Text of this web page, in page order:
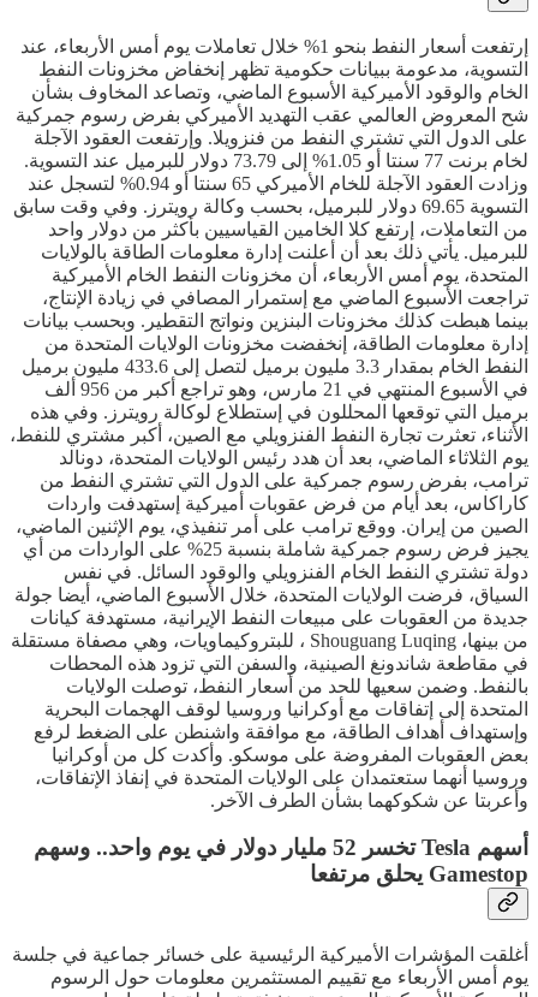
إرتفعت أسعار النفط بنحو 1% خلال تعاملات يوم أمس الأربعاء، عند
التسوية، مدعومة ببيانات حكومية تظهر إنخفاض مخزونات النفط
الخام والوقود الأميركية الأسبوع الماضي، وتصاعد المخاوف بشأن
شح المعروض العالمي عقب التهديد الأميركي بفرض رسوم جمركية
على الدول التي تشتري النفط من فنزويلا. وإرتفعت العقود الآجلة
لخام برنت 77 سنتا أو 1.05% إلى 73.79 دولار للبرميل عند التسوية.
وزادت العقود الآجلة للخام الأميركي 65 سنتا أو 0.94% لتسجل عند
التسوية 69.65 دولار للبرميل، بحسب وكالة رويترز. وفي وقت سابق
من التعاملات، إرتفع كلا الخامين القياسيين بأكثر من دولار واحد
للبرميل. يأتي ذلك بعد أن أعلنت إدارة معلومات الطاقة بالولايات
المتحدة، يوم أمس الأربعاء، أن مخزونات النفط الخام الأميركية
تراجعت الأسبوع الماضي مع إستمرار المصافي في زيادة الإنتاج،
بينما هبطت كذلك مخزونات البنزين ونواتج التقطير. وبحسب بيانات
إدارة معلومات الطاقة، إنخفضت مخزونات الولايات المتحدة من
النفط الخام بمقدار 3.3 مليون برميل لتصل إلى 433.6 مليون برميل
في الأسبوع المنتهي في 21 مارس، وهو تراجع أكبر من 956 ألف
برميل التي توقعها المحللون في إستطلاع لوكالة رويترز. وفي هذه
الأثناء، تعثرت تجارة النفط الفنزويلي مع الصين، أكبر مشتري للنفط،
يوم الثلاثاء الماضي، بعد أن هدد رئيس الولايات المتحدة، دونالد
ترامب، بفرض رسوم جمركية على الدول التي تشتري النفط من
كاراكاس، بعد أيام من فرض عقوبات أميركية إستهدفت واردات
الصين من إيران. ووقع ترامب على أمر تنفيذي، يوم الإثنين الماضي،
يجيز فرض رسوم جمركية شاملة بنسبة 25% على الواردات من أي
دولة تشتري النفط الخام الفنزويلي والوقود السائل. في نفس
السياق، فرضت الولايات المتحدة، خلال الأسبوع الماضي، أيضا جولة
جديدة من العقوبات على مبيعات النفط الإيرانية، مستهدفة كيانات
من بينها، Shouguang Luqing ، للبتروكيماويات، وهي مصفاة مستقلة
في مقاطعة شاندونغ الصينية، والسفن التي تزود هذه المحطات
بالنفط. وضمن سعيها للحد من أسعار النفط، توصلت الولايات
المتحدة إلى إتفاقات مع أوكرانيا وروسيا لوقف الهجمات البحرية
وإستهداف أهداف الطاقة، مع موافقة واشنطن على الضغط لرفع
بعض العقوبات المفروضة على موسكو. وأكدت كل من أوكرانيا
وروسيا أنهما ستعتمدان على الولايات المتحدة في إنفاذ الإتفاقات،
وأعربتا عن شكوكهما بشأن الطرف الآخر.
أسهم Tesla تخسر 52 مليار دولار في يوم واحد.. وسهم
Gamestop يحلق مرتفعا
أغلقت المؤشرات الأميركية الرئيسية على خسائر جماعية في جلسة
يوم أمس الأربعاء مع تقييم المستثمرين معلومات حول الرسوم